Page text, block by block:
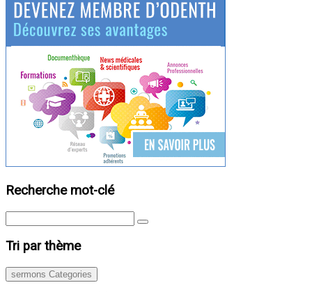
Recherche mot-clé
Tri par thème
sermons Categories